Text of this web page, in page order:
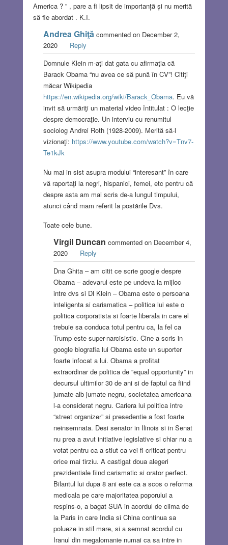
America ? ” , pare a fi lipsit de importanță și nu merită
să fie abordat . K.I.
Andrea Ghiţă commented on December 2,
2020
Reply
Domnule Klein m-aţi dat gata cu afirmaţia că
Barack Obama “nu avea ce să pună în CV”! Citiţi
măcar Wikipedia
https://en.wikipedia.org/wiki/Barack_Obama. Eu vă
invit să urmăriţi un material video întitulat : O lecţie
despre democraţie. Un interviu cu renumitul
sociolog Andrei Roth (1928-2009). Merită să-l
vizionaţi: https://www.youtube.com/watch?v=Tnv7-
Te1kJk
Nu mai in sist asupra modului “interesant” în care
vă raportaţi la negri, hispanici, femei, etc pentru că
despre asta am mai scris de-a lungul timpului,
atunci când mam referit la postările Dvs.
Toate cele bune.
Virgil Duncan commented on December 4,
2020
Reply
Dna Ghita – am citit ce scrie google despre
Obama – adevarul este pe undeva la mijloc
intre dvs si Dl Klein – Obama este o persoana
inteligenta si carismatica – politica lui este o
politica corporatista si foarte liberala in care el
trebuie sa conduca totul pentru ca, la fel ca
Trump este super-narcisistic. Cine a scris in
google biografia lui Obama este un suporter
foarte infocat a lui. Obama a profitat
extraordinar de politica de “equal opportunity” in
decursul ultimilor 30 de ani si de faptul ca fiind
jumate alb jumate negru, societatea americana
l-a considerat negru. Cariera lui politica intre
“street organizer” si presedentie a fost foarte
neinsemnata. Desi senator in Ilinois si in Senat
nu prea a avut initiative legislative si chiar nu a
votat pentru ca a stiut ca vei fi criticat pentru
orice mai tirziu. A castigat doua alegeri
prezidentiale fiind carismatic si orator perfect.
Bilantul lui dupa 8 ani este ca a scos o reforma
medicala pe care majoritatea poporului a
respins-o, a bagat SUA in acordul de clima de
la Paris in care India si China continua sa
polueze in stil mare, si a semnat acordul cu
Iranul din megalomanie numai ca sa intre in